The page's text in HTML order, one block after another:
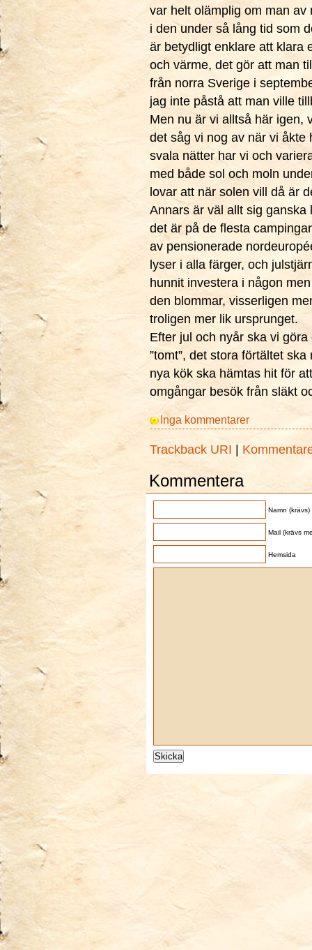
var helt olämplig om man
i den under så lång tid som
är betydligt enklare att klara
och värme, det gör att man
från norra Sverige i
jag inte påstå att man ville
Men nu är vi alltså här igen,
det såg vi nog av när vi åkte
svala nätter har vi och
med både sol och moln
lovar att när solen vill då är
Annars är väl allt sig
det är på de flesta
av pensionerade
lyser i alla färger, och
hunnit investera i någon
den blommar, visserligen
troligen mer lik ursprunget.
Efter jul och nyår ska vi
”tomt”, det stora förtältet
nya kök ska hämtas hit för
omgångar besök från släkt
Inga kommentarer
Trackback URI |
Kommentera
Namn (krävs)
Mail (krävs
Hemsida